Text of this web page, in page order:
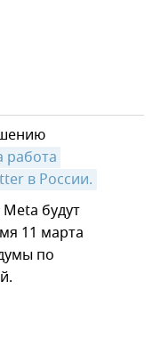
работа
в России.
будут
11 марта
по